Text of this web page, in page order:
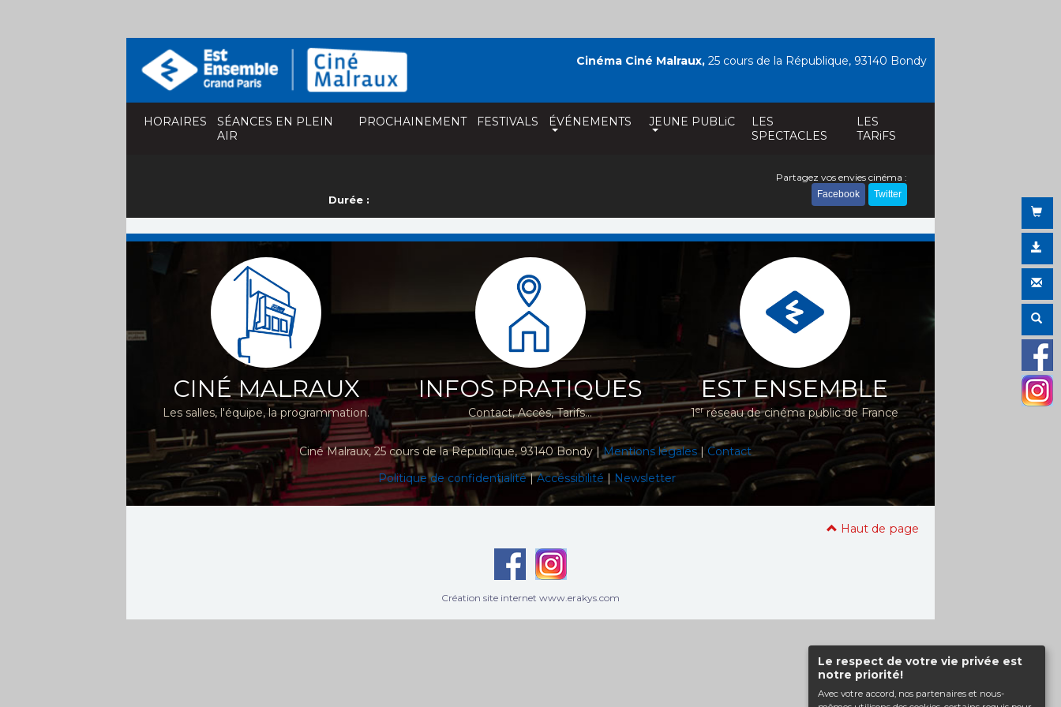
Le respect de votre vie privée est
notre priorité!
Avec votre accord, nos partenaires et nous-
HORAIRES
SÉANCES EN PLEIN
AIR
PROCHAINEMENT FESTIVALS ÉVÉNEMENTS JEUNE PUBLiC
LES
SPECTACLES
LES
TARiFS
Cinéma Ciné Malraux, 25 cours de la République, 93140 Bondy
Durée :
Partagez vos envies cinéma :
Facebook Twitter
CINÉ MALRAUX
Les salles, l'équipe, la programmation.
INFOS PRATIQUES
Contact, Accès, Tarifs...
EST ENSEMBLE
1erréseau de cinéma public de France
Ciné Malraux, 25 cours de la République, 93140 Bondy |Mentions légales| Contact
Politique de confidentialité|Accéssibilité | Newsletter
Haut de page
Création site internet www.erakys.com